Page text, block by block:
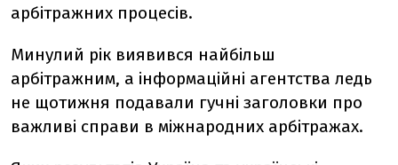
арбітражних процесів.
Минулий рік виявився найбільш
арбітражним, а інформаційні агентства ледь
не щотижня подавали гучні заголовки про
важливі справи в міжнародних арбітражах.